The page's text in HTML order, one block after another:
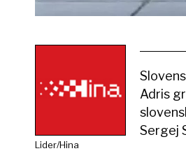
Lider/Hina
Adris
Sergej